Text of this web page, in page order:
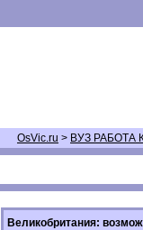
OsVic.ru > ВУЗ РАБОТА
Великобритания: